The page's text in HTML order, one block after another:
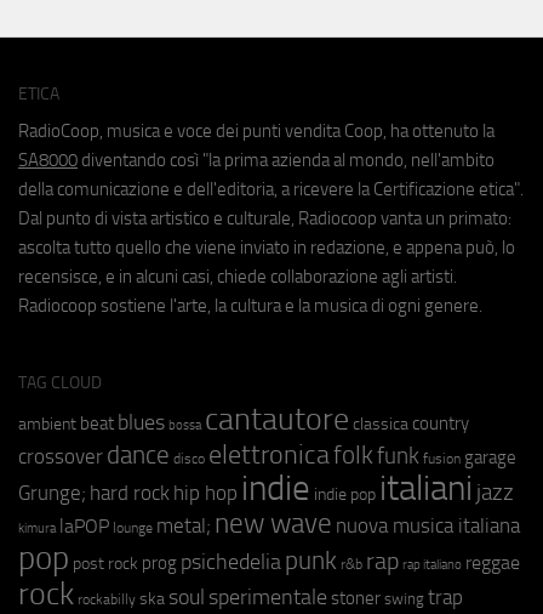
ETICA
RadioCoop, musica e voce dei punti vendita Coop, ha ottenuto la
SA8000 diventando così "la prima azienda al mondo, nell'ambito
della comunicazione e dell'editoria, a ricevere la Certificazione etica".
Dal punto di vista artistico e culturale, Radiocoop vanta un primato:
ascolta tutto quello che viene inviato in redazione, e appena può, lo
recensisce, e in alcuni casi, chiede collaborazione agli artisti.
Radiocoop sostiene l'arte, la cultura e la musica di ogni genere.
TAG CLOUD
ambient beat blues bossa cantautore classica country
crossover dance disco elettronicafolkfunk fusion garage
Grunge; hard rock hip hop indie indie pop italiani jazz
kimura laPOP lounge metal; new wave nuova musica italiana
pop post rock prog psichedeliapunk r&b rap rap italiano reggae
rock rockabilly ska soul sperimentale stoner swing trap